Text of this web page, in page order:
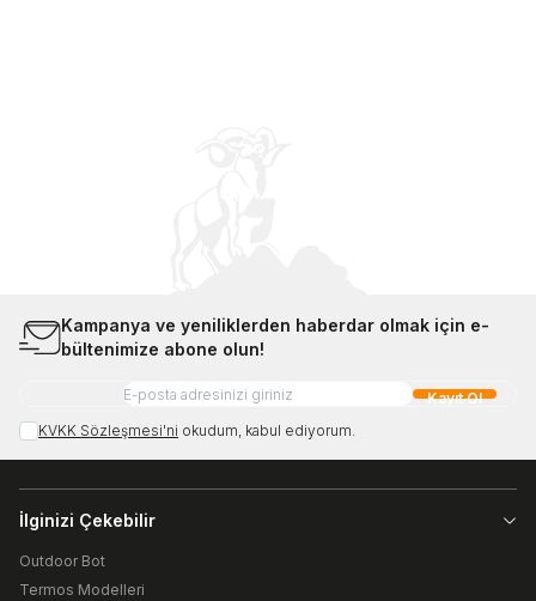
Kampanya ve yeniliklerden haberdar olmak için e-
bültenimize abone olun!
Kayıt Ol
KVKK Sözleşmesi'ni okudum, kabul ediyorum.
İlginizi Çekebilir
Outdoor Bot
Termos Modelleri